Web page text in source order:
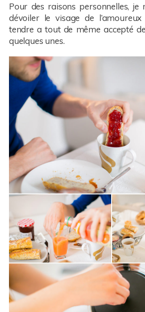
Pour des raisons personnelles, je
dévoiler le visage de
tendre a tout de même accepté
quelques unes.